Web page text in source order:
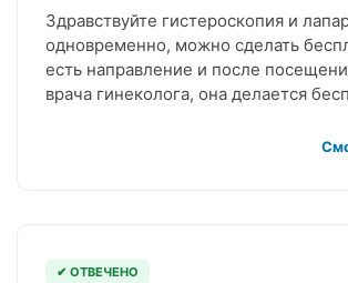
Здравствуйте гистероскопия и
одновременно, можно сделать
есть направление и после
врача гинеколога, она делается
✔ ОТВЕЧЕНО